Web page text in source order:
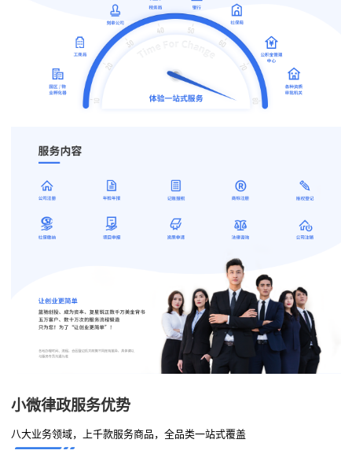
小微律政服务优势
八大业务领域，上千款服务商品，全品类一站式覆盖